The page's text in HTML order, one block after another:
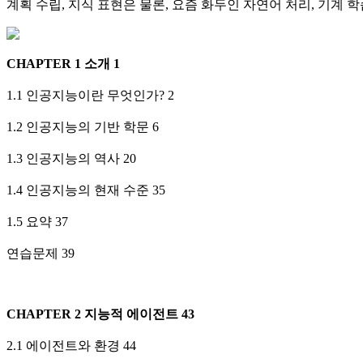
계획 수립, 지식 표현은 물론, 요즘 화두인 자연어 처리, 기계
CHAPTER 1 소개 1
1.1 인공지능이란 무엇인가? 2
1.2 인공지능의 기반 학문 6
1.3 인공지능의 역사 20
1.4 인공지능의 현재 수준 35
1.5 요약 37
연습문제 39
CHAPTER 2 지능적 에이전트 43
2.1 에이전트와 환경 44